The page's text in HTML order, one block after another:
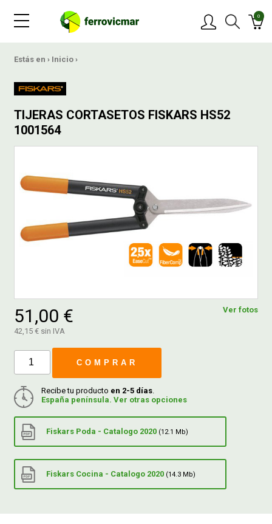
0
Estás en › Inicio ›
TIJERAS CORTASETOS FISKARS HS52
1001564
Ver fotos
51,00 €
42,15 € sin IVA
COMPRAR
Recibe tu producto en 2-5 días
España península. Ver otras opciones
Fiskars Poda - Catalogo 2020 (12.1 Mb)
Fiskars Cocina - Catalogo 2020 (14.3 Mb)
BLOG
CONTACTAR
CATÁLOGOS
GUÍAS
ENVÍOS